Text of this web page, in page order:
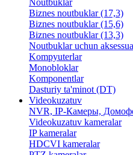
Noutbuklar
Biznes noutbuklar (17,3)
Biznes noutbuklar (15,6)
Biznes noutbuklar (13,3)
Noutbuklar uchun
Kompyuterlar
Monobloklar
Komponentlar
Dasturiy ta'minot (DT)
Videokuzatuv
NVR, IP-Камеры,
Videokuzatuv kameralar
IP kameralar
HDCVI kameralar